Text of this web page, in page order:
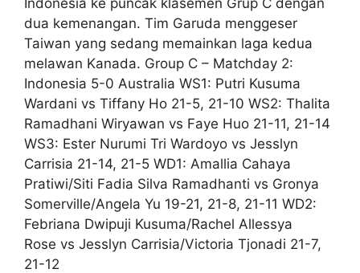
dua kemenangan. Tim Garuda menggeser
Taiwan yang sedang memainkan laga kedua
melawan Kanada. Group C – Matchday 2:
Indonesia 5-0 Australia WS1: Putri Kusuma
Wardani vs Tiffany Ho 21-5, 21-10 WS2: Thalita
Ramadhani Wiryawan vs Faye Huo 21-11, 21-14
WS3: Ester Nurumi Tri Wardoyo vs Jesslyn
Carrisia 21-14, 21-5 WD1: Amallia Cahaya
Pratiwi/Siti Fadia Silva Ramadhanti vs Gronya
Somerville/Angela Yu 19-21, 21-8, 21-11 WD2:
Febriana Dwipuji Kusuma/Rachel Allessya
Rose vs Jesslyn Carrisia/Victoria Tjonadi 21-7,
21-12